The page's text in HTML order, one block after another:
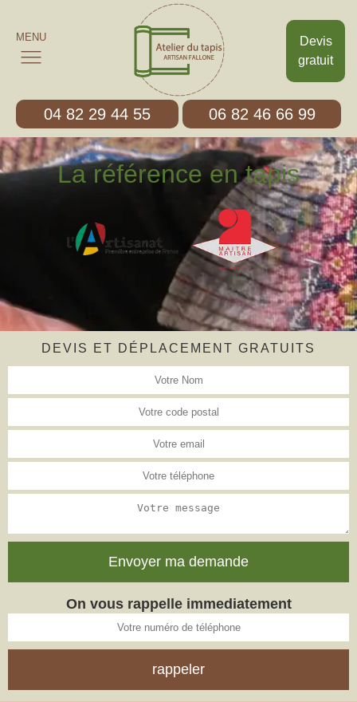
Devis
gratuit
MENU
04 82 29 44 55 06 82 46 66 99
La référence en tapis
DEVIS ET DÉPLACEMENT GRATUITS
On vous rappelle immediatement